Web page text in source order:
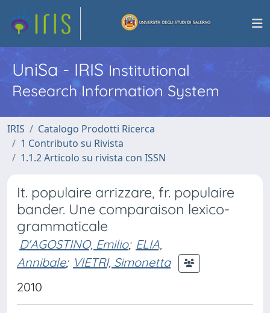
UniSa - IRISInstitutional
Research Information System
IRIS
Catalogo Prodotti Ricerca
1 Contributo su Rivista
1.1.2 Articolo su rivista con ISSN
It. populaire arrizzare, fr. populaire
bander. Une comparaison lexico-
grammaticale
D'AGOSTINO, Emilio; ELIA,
Annibale; VIETRI, Simonetta
2010